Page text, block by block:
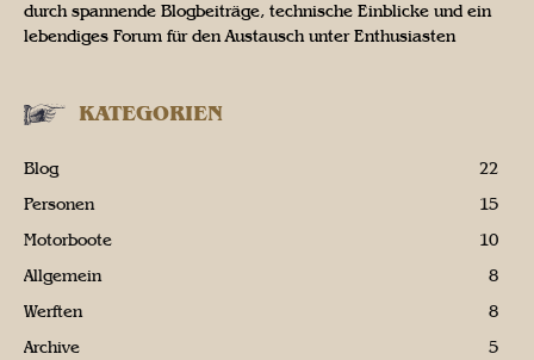
durch spannende Blogbeiträge, technische Einblicke und ein
lebendiges Forum für den Austausch unter Enthusiasten
KATEGORIEN
Blog
22
Personen
15
Motorboote
10
Allgemein
8
Werften
8
Archive
5